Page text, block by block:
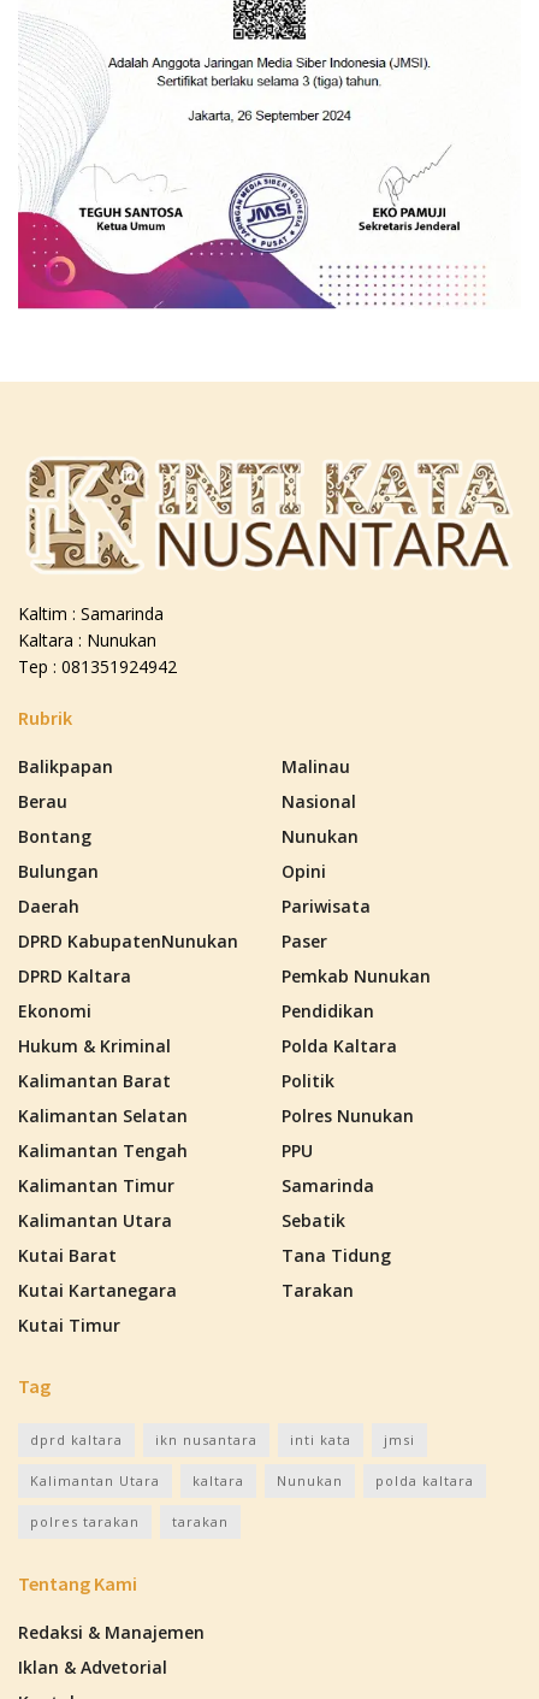
Kaltim : Samarinda
Kaltara : Nunukan
Tep : 081351924942
Rubrik
Balikpapan
Berau
Bontang
Bulungan
Daerah
DPRD KabupatenNunukan
DPRD Kaltara
Ekonomi
Hukum & Kriminal
Kalimantan Barat
Kalimantan Selatan
Kalimantan Tengah
Kalimantan Timur
Kalimantan Utara
Kutai Barat
Kutai Kartanegara
Kutai Timur
Malinau
Nasional
Nunukan
Opini
Pariwisata
Paser
Pemkab Nunukan
Pendidikan
Polda Kaltara
Politik
Polres Nunukan
PPU
Samarinda
Sebatik
Tana Tidung
Tarakan
Tag
dprd kaltara ikn nusantara inti kata jmsi
Kalimantan Utara kaltara Nunukan polda kaltara
polres tarakan tarakan
Tentang Kami
Redaksi & Manajemen
Iklan & Advetorial